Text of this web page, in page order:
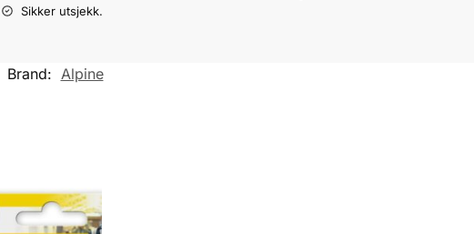
Sikker utsjekk.
Brand: Alpine